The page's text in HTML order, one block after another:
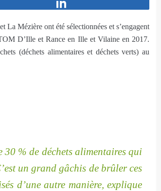
La Mézière ont été sélectionnées et s’engagent
D’Ille et Rance en Ille et Vilaine en 2017.
(déchets alimentaires et déchets verts) au
30 % de déchets alimentaires qui
un grand gâchis de brûler ces
d’une autre manière, explique